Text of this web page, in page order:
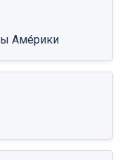
Аме́рики